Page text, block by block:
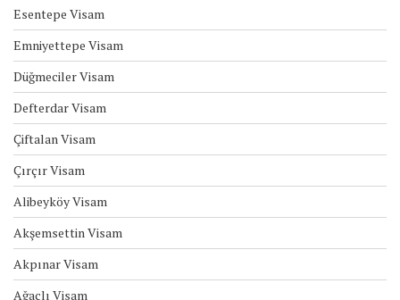
Esentepe Visam
Emniyettepe Visam
Düğmeciler Visam
Defterdar Visam
Çiftalan Visam
Çırçır Visam
Alibeyköy Visam
Akşemsettin Visam
Akpınar Visam
Ağaçlı Visam